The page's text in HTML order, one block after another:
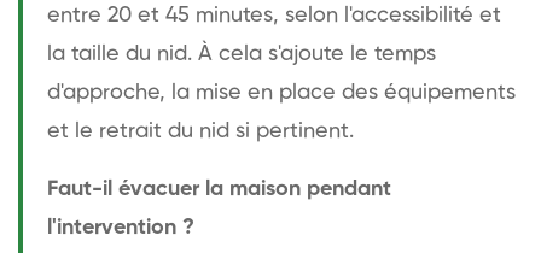
entre 20 et 45 minutes, selon l'accessibilité et
la taille du nid. À cela s'ajoute le temps
d'approche, la mise en place des équipements
et le retrait du nid si pertinent.
Faut-il évacuer la maison pendant
l'intervention ?